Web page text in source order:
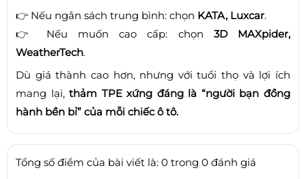
👉 Nếu ngân sách trung bình: chọn KATA, Luxcar.
👉 Nếu muốn cao cấp: chọn 3D MAXpider,
WeatherTech.
Dù giá thành cao hơn, nhưng với tuổi thọ và lợi ích
mang lại,thảm TPE xứng đáng là “người bạn đồng
hành bền bỉ” của mỗi chiếc ô tô.
Tổng số điểm của bài viết là: 0 trong 0 đánh giá